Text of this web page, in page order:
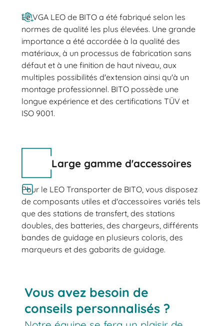
Le VGA LEO de BITO a été fabriqué selon les
normes de qualité les plus élevées. Une grande
importance a été accordée à la qualité des
matériaux, à un processus de fabrication sans
défaut et à une finition de haut niveau, aux
multiples possibilités d'extension ainsi qu'à un
montage professionnel. BITO possède une
longue expérience et des certifications TÜV et
ISO 9001.
Large gamme d'accessoires
Pour le LEO Transporter de BITO, vous disposez
de composants utiles et d'accessoires variés tels
que des stations de transfert, des stations
doubles, des batteries, des chargeurs, différents
bandes de guidage en plusieurs coloris, des
marqueurs et des gabarits de guidage.
Vous avez besoin de
conseils personnalisés ?